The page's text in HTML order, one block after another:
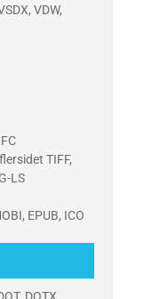
VDW,
TIFF,
LS
EPUB, ICO